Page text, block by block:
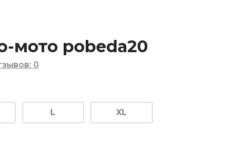
мото pobeda20
: 0
L XL